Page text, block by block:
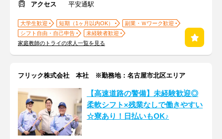
アクセス
平安通駅
大学生歓迎 短期（1ヶ月以内OK）
副業・Ｗワーク歓迎
シフト自由・自己申告
未経験者歓迎
家庭教師のトライの求人一覧を見る
フリック株式会社 本社 ※勤務地：名古屋市北区エリア
【高速道路の警備】未経験歓迎◎
柔軟シフト×残業なしで働きやすい
☆寮あり！日払いもOK♪